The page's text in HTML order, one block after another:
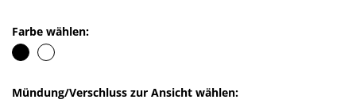
Farbe wählen:
Mündung/Verschluss zur Ansicht wählen: